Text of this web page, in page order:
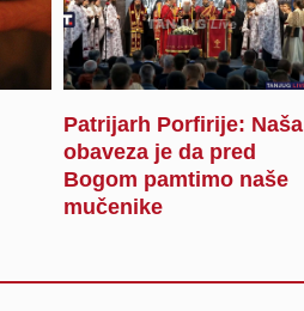
Patrijarh Porfirije: Naša
obaveza je da pred
Bogom pamtimo naše
mučenike